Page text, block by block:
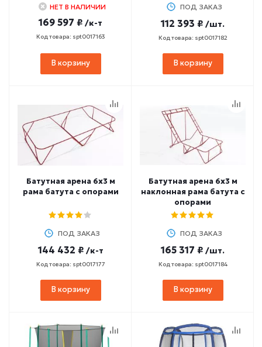
НЕТ В НАЛИЧИИ
169 597 ₽ /к-т
Код товара: spt0017163
В корзину
ПОД ЗАКАЗ
112 393 ₽ /шт.
Код товара: spt0017182
В корзину
Батутная арена 6х3 м
рама батута с опорами
ПОД ЗАКАЗ
144 432 ₽ /к-т
Код товара: spt0017177
В корзину
Батутная арена 6х3 м
наклонная рама батута с
опорами
ПОД ЗАКАЗ
165 317 ₽ /шт.
Код товара: spt0017184
В корзину